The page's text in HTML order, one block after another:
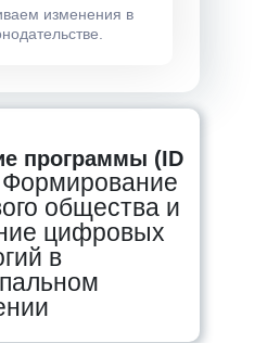
изменения в
программы (ID
Формирование
общества и
цифровых
в